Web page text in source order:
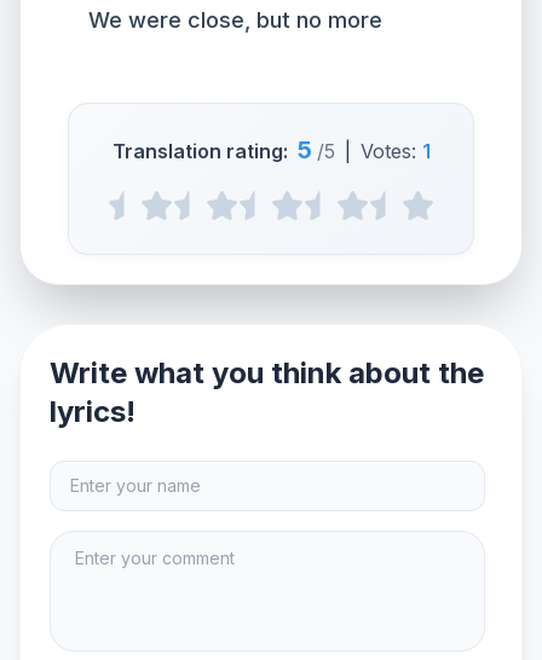
We were close, but no more
Translation rating: 5 /5 Votes: 1
Write what you think about the
lyrics!